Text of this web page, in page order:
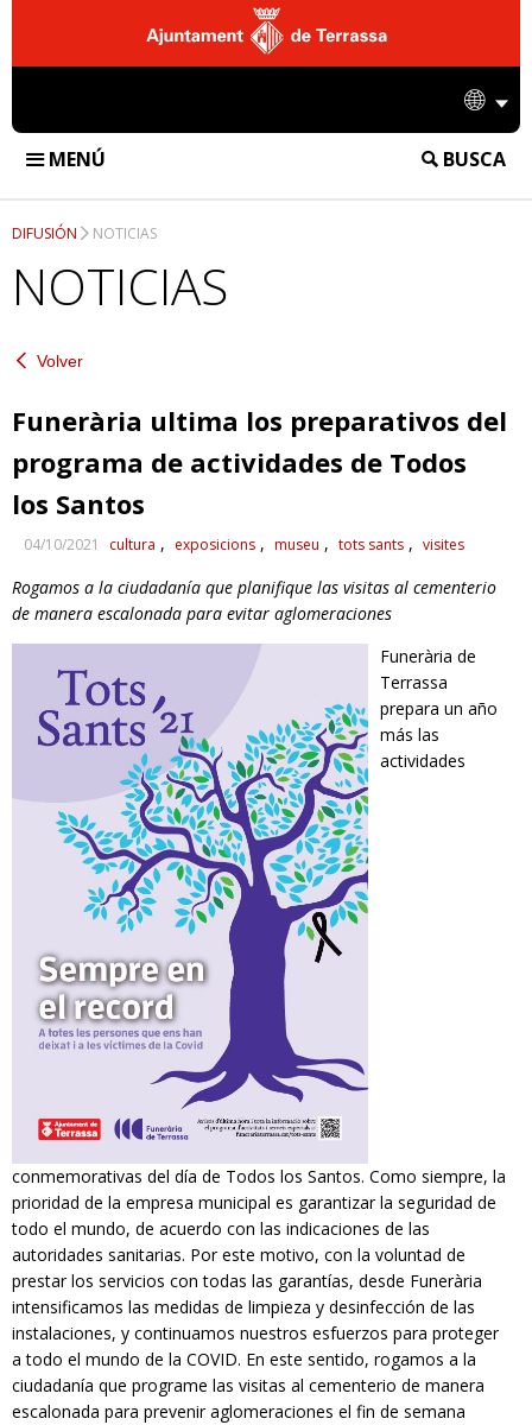
Ajuntament
de
Terrassa
MENÚ
BUSCA
TANATORIO
CREMATORIO
SERVICIOS FUNERARIOS
SERVICIOS DE CREMATORIO
SERVICIOS DE CEMENTERIO
DIFUSIÓN
NOTICIAS
ACCIONES
EMPRESA
CONTACTO
INFORMACIÓN CORPORATIVA
DIFUSIÓN NOTICIAS
NOTICIAS
Volver
Funerària ultima los preparativos del
programa de actividades de Todos
los Santos
04/10/2021 cultura exposicions museu tots sants visites
Rogamos a la ciudadanía que planifique las visitas al cementerio
de manera escalonada para evitar aglomeraciones
Funerària de
Terrassa
prepara un año
más las
actividades
conmemorativas del día de Todos los Santos. Como siempre, la
prioridad de la empresa municipal es garantizar la seguridad de
todo el mundo, de acuerdo con las indicaciones de las
autoridades sanitarias. Por este motivo, con la voluntad de
prestar los servicios con todas las garantías, desde Funerària
intensificamos las medidas de limpieza y desinfección de las
instalaciones, y continuamos nuestros esfuerzos para proteger
a todo el mundo de la COVID. En este sentido, rogamos a la
ciudadanía que programe las visitas al cementerio de manera
escalonada para prevenir aglomeraciones el fin de semana